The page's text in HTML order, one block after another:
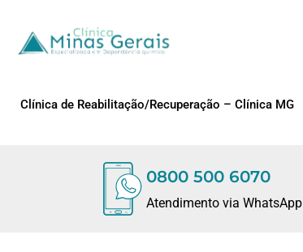
Clínica de Reabilitação/Recuperação – Clínica MG
0800 500 6070
Atendimento via WhatsApp